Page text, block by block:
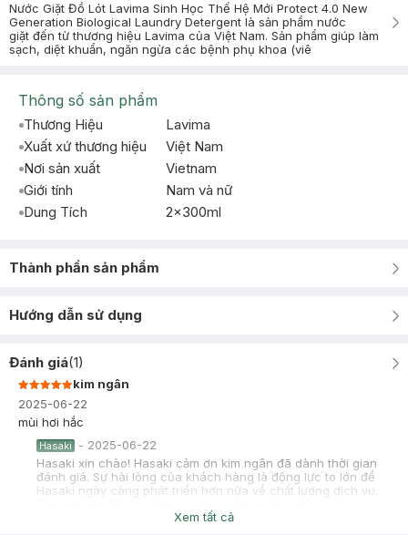
Nước Giặt Đồ Lót Lavima Sinh Học Thế Hệ Mới Protect 4.0 New
Generation Biological Laundry Detergent là sản phẩm nước
giặt đến từ thương hiệu Lavima của Việt Nam. Sản phẩm giúp làm
sạch, diệt khuẩn, ngăn ngừa các bệnh phụ khoa (viê
Thông số sản phẩm
Thương Hiệu
Lavima
Xuất xứ thương hiệu
Việt Nam
Nơi sản xuất
Vietnam
Giới tính
Nam và nữ
Dung Tích
2x300ml
Thành phần sản phẩm
Hướng dẫn sử dụng
Đánh giá(1)
kim ngân
2025-06-22
mùi hơi hắc
Hasaki - 2025-06-22
Hasaki xin chào! Hasaki cảm ơn kim ngân đã dành thời gian
đánh giá. Sự hài lòng của khách hàng là động lực to lớn để
Hasaki ngày càng phát triển hơn nữa về chất lượng dịch vụ.
Xem tất cả